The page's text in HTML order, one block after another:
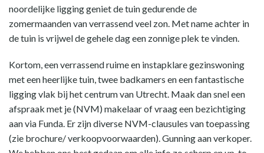
noordelijke ligging geniet de tuin gedurende de
zomermaanden van verrassend veel zon. Met name achter in
de tuin is vrijwel de gehele dag een zonnige plek te vinden.
Kortom, een verrassend ruime en instapklare gezinswoning
met een heerlijke tuin, twee badkamers en een fantastische
ligging vlak bij het centrum van Utrecht. Maak dan snel een
afspraak met je (NVM) makelaar of vraag een bezichtiging
aan via Funda. Er zijn diverse NVM-clausules van toepassing
(zie brochure/ verkoopvoorwaarden). Gunning aan verkoper.